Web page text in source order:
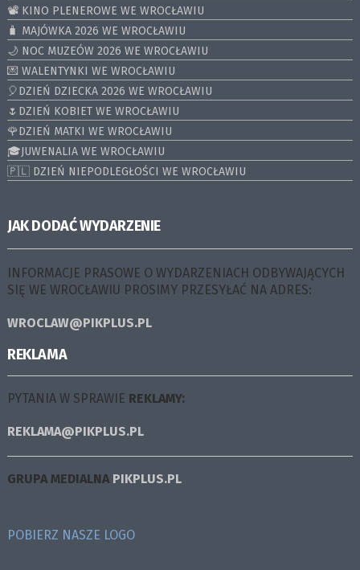
📽️ KINO PLENEROWE WE WROCŁAWIU
🧳 MAJÓWKA 2026 WE WROCŁAWIU
🌙 NOC MUZEÓW 2026 WE WROCŁAWIU
💌 WALENTYNKI WE WROCŁAWIU
🎈DZIEŃ DZIECKA 2026 WE WROCŁAWIU
🌷DZIEŃ KOBIET WE WROCŁAWIU
🌹DZIEŃ MATKI WE WROCŁAWIU
🎓JUWENALIA WE WROCŁAWIU
🇵🇱 DZIEŃ NIEPODLEGŁOŚCI WE WROCŁAWIU
JAK DODAĆ WYDARZENIE
INFORMACJE PRASOWE O WYDARZENIACH ODBYWAJĄCYCH
SIĘ WE WROCŁAWIU PROSIMY PRZESYŁAĆ NA ADRES:
WROCLAW@PIKPLUS.PL
REKLAMA
PYTANIA W SPRAWIE REKLAMY:
REKLAMA@PIKPLUS.PL
GRUPA MEDIALNA PIKPLUS.PL
POBIERZ NASZE LOGO